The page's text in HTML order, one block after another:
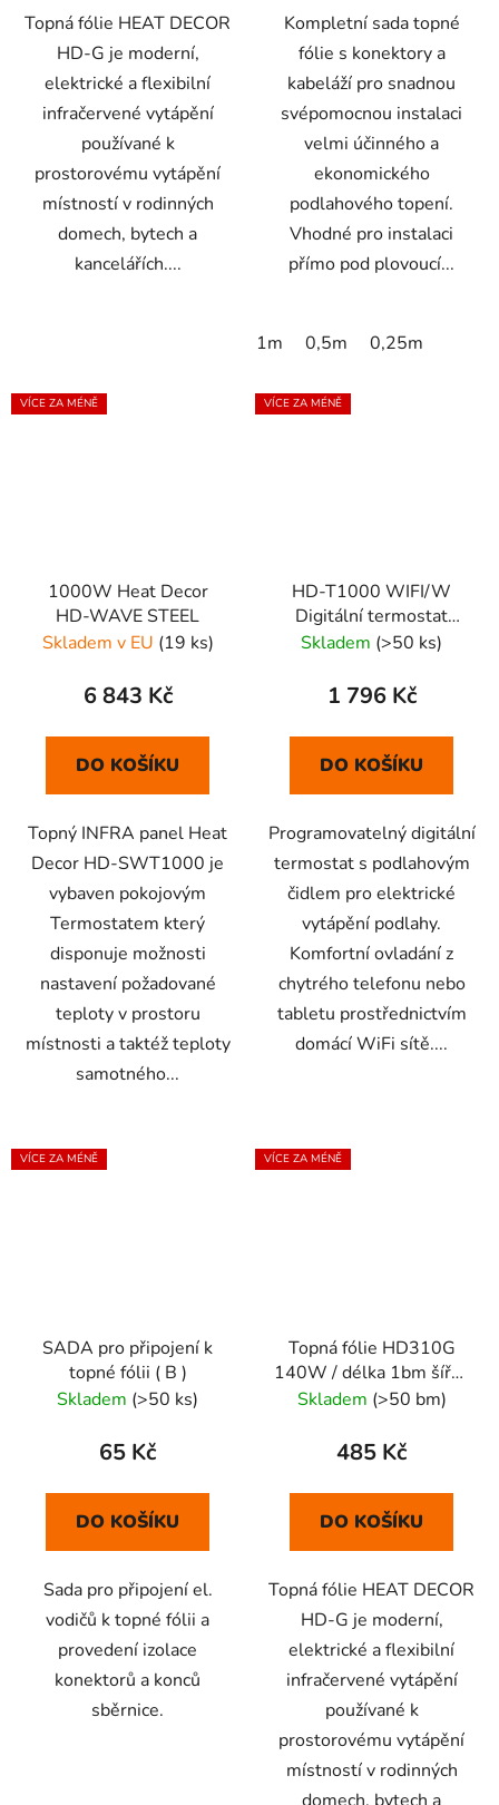
Topná fólie HEAT DECOR
HD-G je moderní,
elektrické a flexibilní
infračervené vytápění
používané k
prostorovému vytápění
místností v rodinných
domech, bytech a
kancelářích....
Kompletní sada topné
fólie s konektory a
kabeláží pro snadnou
svépomocnou instalaci
velmi účinného a
ekonomického
podlahového topení.
Vhodné pro instalaci
přímo pod plovoucí...
1m 0,5m 0,25m
VÍCE ZA MÉNĚ
1000W Heat Decor
HD-WAVE STEEL
Skladem v EU (19 ks)
6 843 Kč
DO KOŠÍKU
Topný INFRA panel Heat
Decor HD-SWT1000 je
vybaven pokojovým
Termostatem který
disponuje možnosti
nastavení požadované
teploty v prostoru
místnosti a taktéž teploty
samotného...
VÍCE ZA MÉNĚ
HD-T1000 WIFI/W
Digitální termostat
(bílý)
Skladem (>50 ks)
1 796 Kč
DO KOŠÍKU
Programovatelný digitální
termostat s podlahovým
čidlem pro elektrické
vytápění podlahy.
Komfortní ovladání z
chytrého telefonu nebo
tabletu prostřednictvím
domácí WiFi sítě....
VÍCE ZA MÉNĚ
SADA pro připojení k
topné fólii ( B )
Skladem (>50 ks)
65 Kč
DO KOŠÍKU
Sada pro připojení el.
vodičů k topné fólii a
provedení izolace
konektorů a konců
sběrnice.
VÍCE ZA MÉNĚ
Topná fólie HD310G
140W / délka 1bm šířka
100cm
Skladem (>50 bm)
485 Kč
DO KOŠÍKU
Topná fólie HEAT DECOR
HD-G je moderní,
elektrické a flexibilní
infračervené vytápění
používané k
prostorovému vytápění
místností v rodinných